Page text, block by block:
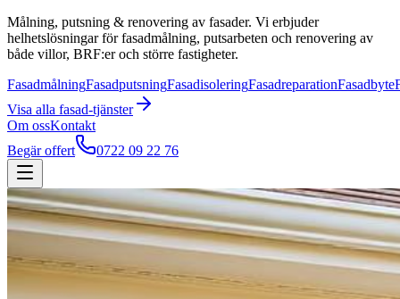
Målning, putsning & renovering av fasader. Vi erbjuder
helhetslösningar för fasadmålning, putsarbeten och renovering av
både villor, BRF:er och större fastigheter.
FasadmålningFasadputsningFasadisoleringFasadreparationFasadbyte
Visa alla fasad-tjänster
Om ossKontakt
Begär offert
0722 09 22 76